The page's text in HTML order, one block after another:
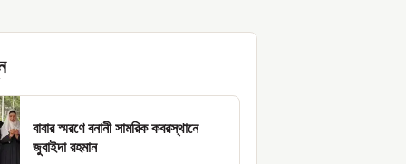
বাবার স্মরণে বনানী সামরিক কবরস্থানে
জুবাইদা রহমান